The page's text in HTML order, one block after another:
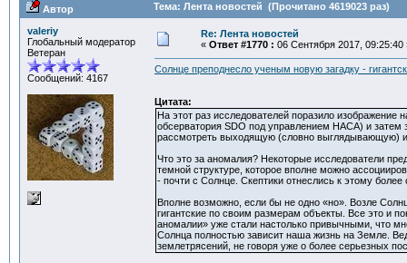
Автор Тема: Лента новостей (Прочитано 4619023 раз)
valeriy
Глобальный модератор
Ветеран
Сообщений: 4167
Re: Лента новостей
« Ответ #1770 : 06 Сентября 2017, 09:25:40
Солнце преподнесло ученым новую загадку -
Цитата:
На этот раз исследователей поразило изображение
обсерватория SDO под управлением НАСА) и затем
рассмотреть выходящую (словно выглядывающую)
Что это за аномалия? Некоторые исследователи
темной структуре, которое вполне можно
- почти с Солнце. Скептики отнеслись к этому
Вполне возможно, если бы не одно «но». Возле
гигантские по своим размерам объекты. Все это и
аномалии» уже стали настолько привычными, что
Солнца полностью зависит наша жизнь на Земле.
землетрясений, не говоря уже о более серьезных